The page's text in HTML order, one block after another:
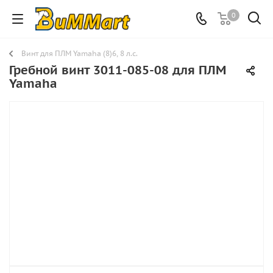
0
Винт для ПЛМ Yamaha (8)6, 8 л.с.
Гребной винт 3011-085-08 для ПЛМ
Yamaha